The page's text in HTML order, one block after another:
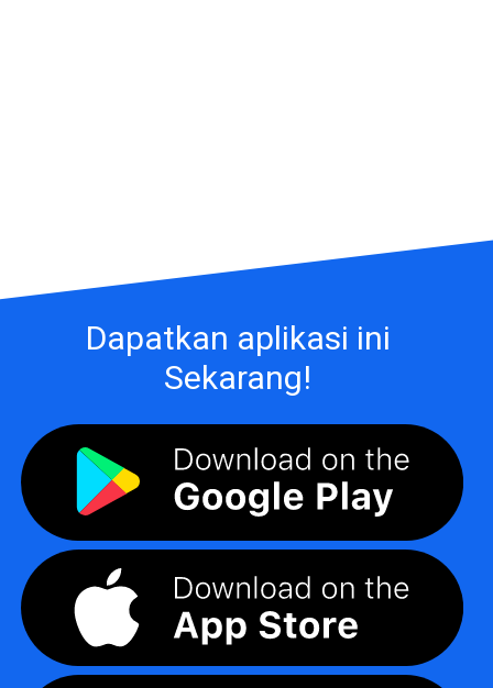
Dapatkan aplikasi ini
Sekarang!